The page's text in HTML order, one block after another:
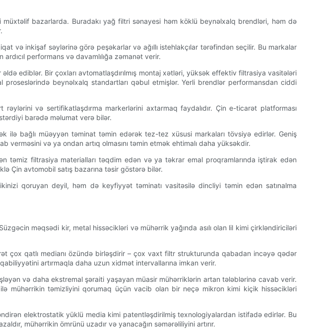
müxtəlif bazarlarda. Buradakı yağ filtri sənayesi həm köklü beynəlxalq brendləri, həm də
və inkişaf səylərinə görə peşəkarlar və ağıllı istehlakçılar tərəfindən seçilir. Bu markalar
performans və davamlılığa zəmanət verir.
ediblər. Bir çoxları avtomatlaşdırılmış montaj xətləri, yüksək effektiv filtrasiya vasitələri
beynəlxalq standartları qəbul etmişlər. Yerli brendlər performansdan ciddi
və sertifikatlaşdırma markerlərini axtarmaq faydalıdır. Çin e-ticarət platforması
barədə məlumat verə bilər.
ilə bağlı müəyyən təminat təmin edərək tez-tez xüsusi markaları tövsiyə edirlər. Geniş
verməsini və ya ondan artıq olmasını təmin etmək ehtimalı daha yüksəkdir.
təmiz filtrasiya materialları təqdim edən və ya təkrar emal proqramlarında iştirak edən
Çin avtomobil satış bazarına təsir göstərə bilər.
qoruyan deyil, həm də keyfiyyət təminatı vasitəsilə dincliyi təmin edən satınalma
məqsədi kir, metal hissəcikləri və mühərrik yağında asılı olan lil kimi çirkləndiriciləri
çox qatlı medianı özündə birləşdirir – çox vaxt filtr strukturunda qabadan incəyə qədər
artırmaqla daha uzun xidmət intervallarına imkan verir.
və daha ekstremal şəraiti yaşayan müasir mühərriklərin artan tələblərinə cavab verir.
mühərrikin təmizliyini qorumaq üçün vacib olan bir neçə mikron kimi kiçik hissəcikləri
elektrostatik yüklü media kimi patentləşdirilmiş texnologiyalardan istifadə edirlər. Bu
mühərrikin ömrünü uzadır və yanacağın səmərəliliyini artırır.